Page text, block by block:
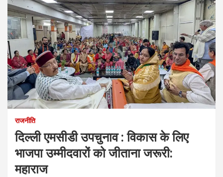
राजनीति
दिल्ली एमसीडी उपचुनाव : विकास के लिए
भाजपा उम्मीदवारों को जीताना जरूरी:
महाराज